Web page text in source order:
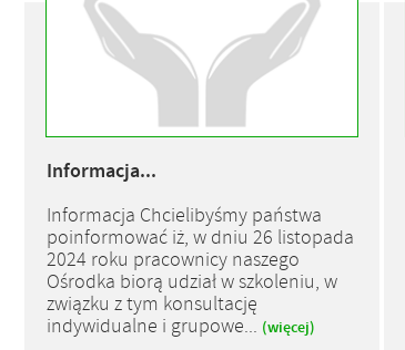
Informacja...
Informacja Chcielibyśmy państwa
poinformować iż, w dniu 26 listopada
2024 roku pracownicy naszego
Ośrodka biorą udział w szkoleniu, w
związku z tym konsultację
indywidualne i grupowe... (więcej)